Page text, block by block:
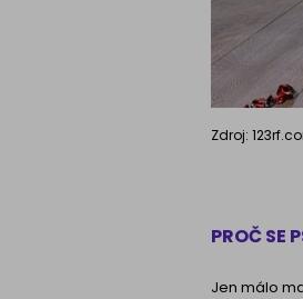
Zdroj:
PROČ SE
Jen málo